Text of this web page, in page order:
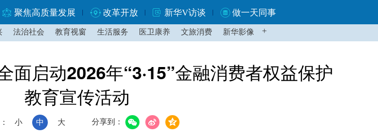
聚焦高质量发展 改革开放 新华V访谈 做一天同事
法治社会 教育视窗 生活服务 医卫康养 文旅消费 新华影像 +
面启动2026年“3·15”金融消费者权益保护
教育宣传活动
小 中 大 分享到：